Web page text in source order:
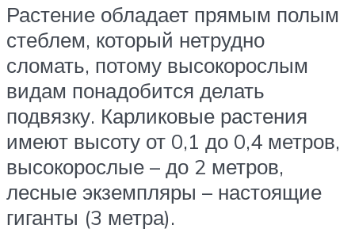
Растение обладает прямым полым
стеблем, который нетрудно
сломать, потому высокорослым
видам понадобится делать
подвязку. Карликовые растения
имеют высоту от 0,1 до 0,4 метров,
высокорослые – до 2 метров,
лесные экземпляры – настоящие
гиганты (3 метра).